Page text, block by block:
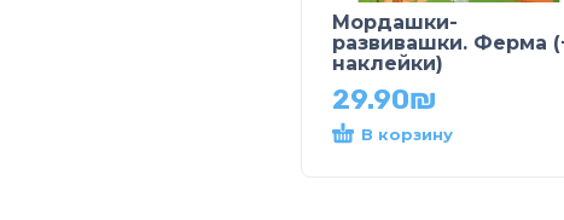
Мордашки-
развивашки. Ферма
наклейки)
29.90₪
В корзину